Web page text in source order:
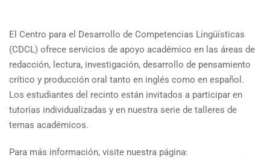
El Centro para el Desarrollo de Competencias Lingüísticas
(CDCL) ofrece servicios de apoyo académico en las áreas de
redacción, lectura, investigación, desarrollo de pensamiento
crítico y producción oral tanto en inglés como en español.
Los estudiantes del recinto están invitados a participar en
tutorías individualizadas y en nuestra serie de talleres de
temas académicos.
Para más información, visite nuestra página: